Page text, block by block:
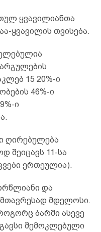
ყვავილიანთა
ყვავილის თვისება.
15 20%-ი
46%-ი
ი
ღირებულება
შეიცავს 11-სა
ერთეულია).
და
მდელოსი.
ბარში ასევე
შემოკლებული